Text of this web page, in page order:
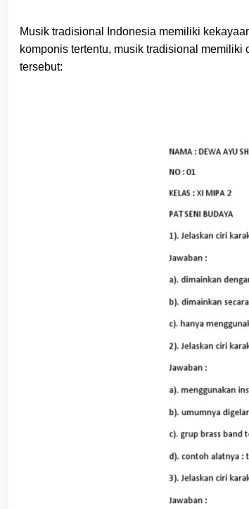
Musik tradisional Indonesia memiliki
komponis tertentu, musik tradisional
tersebut: